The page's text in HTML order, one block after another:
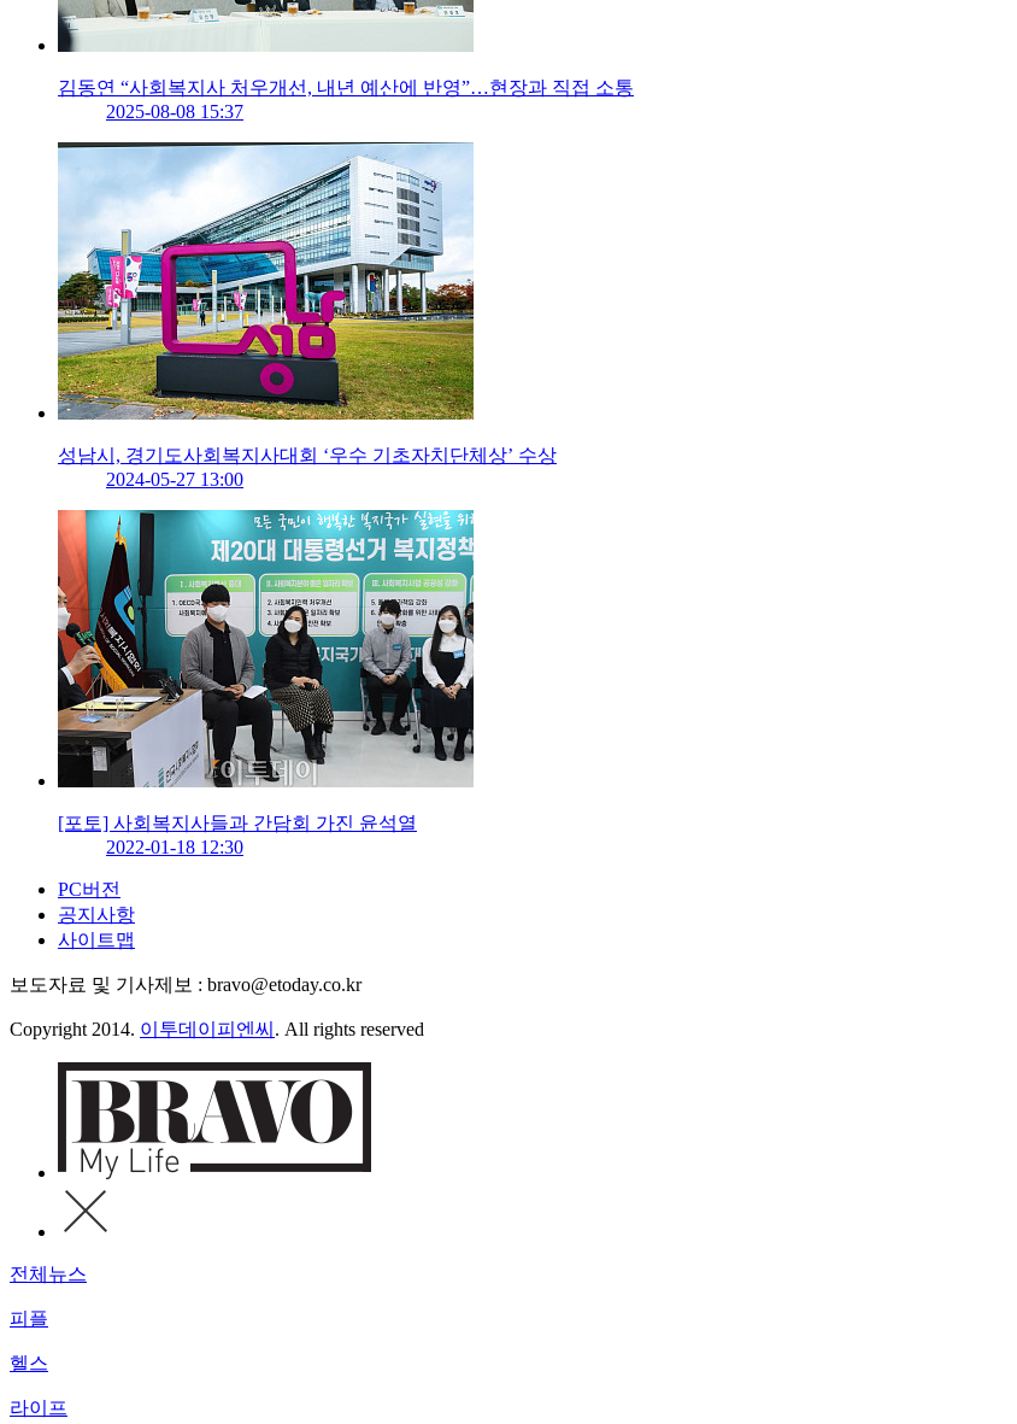
김동연 “사회복지사 처우개선, 내년 예산에 반영”…현장과 직접 소통
2025-08-08 15:37
성남시, 경기도사회복지사대회 ‘우수 기초자치단체상’ 수상
2024-05-27 13:00
[포토] 사회복지사들과 간담회 가진 윤석열
2022-01-18 12:30
PC버전
공지사항
사이트맵
보도자료 및 기사제보 : bravo@etoday.co.kr
Copyright 2014. 이투데이피엔씨 . All rights reserved
전체뉴스
피플
헬스
라이프